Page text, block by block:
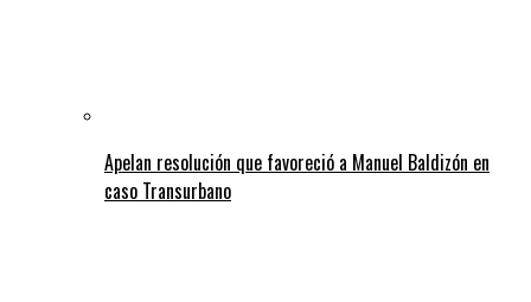
Apelan resolución que favoreció a Manuel Baldizón en
caso Transurbano